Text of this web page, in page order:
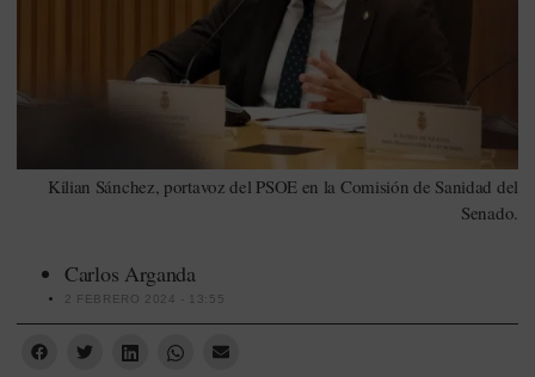
Kilian Sánchez, portavoz del PSOE en la Comisión de Sanidad del
Senado.
Carlos Arganda
2 FEBRERO 2024 - 13:55